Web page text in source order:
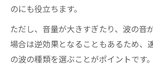
のにも役立ちます。
ただし、音量が大きすぎたり、波の音
場合は逆効果となることもあるため、
の波の種類を選ぶことがポイントです。